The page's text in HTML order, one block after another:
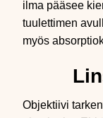
ilma pääsee
tuulettimen
myös
Objektiivi